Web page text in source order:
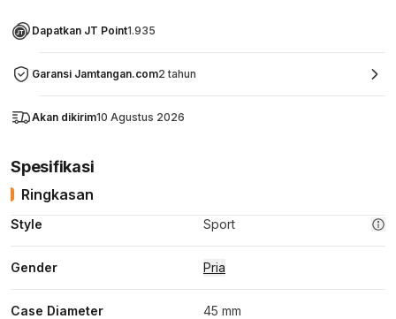
Dapatkan JT Point1.935
Garansi Jamtangan.com2 tahun
Akan dikirim10 Agustus 2026
Spesifikasi
Ringkasan
Style Sport
Gender Pria
Case Diameter 45 mm